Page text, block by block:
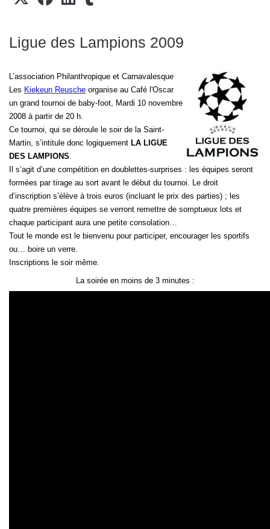
Ligue des Lampions 2009
L’association Philanthropique et Carnavalesque
Les Kiekeun Reusche organise au Café l'Oscar
un grand tournoi de baby-foot, Mardi 10 novembre
2008 à partir de 20 h.
Ce tournoi, qui se déroule le soir de la Saint-
Martin, s’intitule donc logiquement LA LIGUE
DES LAMPIONS.
Il s’agit d’une compétition en doublettes-surprises : les équipes seront
formées par tirage au sort avant le début du tournoi. Le droit
d’inscription s’élève à trois euros (incluant le prix des parties) ; les
quatre premières équipes se verront remettre de somptueux lots et
chaque participant aura une petite consolation…
Tout le monde est le bienvenu pour participer, encourager les sportifs
ou… boire un verre.
Inscriptions le soir même.
La soirée en moins de 3 minutes :